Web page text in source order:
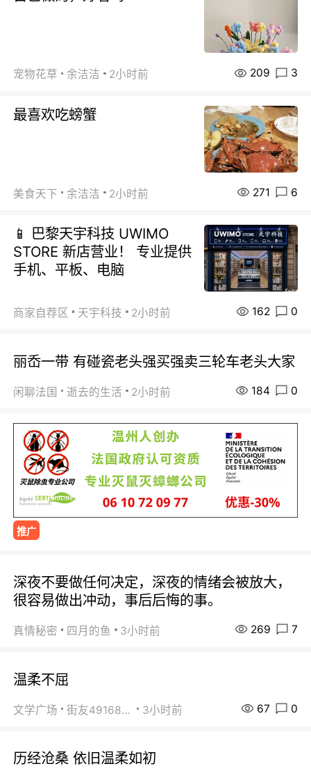
宠物花草 余洁洁 2小时前 209 3
最喜欢吃螃蟹
美食天下 余洁洁 2小时前 271 6
📱 巴黎天宇科技 UWIMO
STORE 新店营业！ 专业提供
手机、平板、电脑
商家自荐区 天宇科技 2小时前 162 0
丽岙一带 有碰瓷老头强买强卖三轮车老头大家
闲聊法国 逝去的生活 2小时前 184 0
推广
深夜不要做任何决定，深夜的情绪会被放大，
很容易做出冲动，事后后悔的事。
真情秘密 四月的鱼 3小时前 269 7
温柔不屈
文学广场 街友49168527 3小时前 67 0
历经沧桑 依旧温柔如初